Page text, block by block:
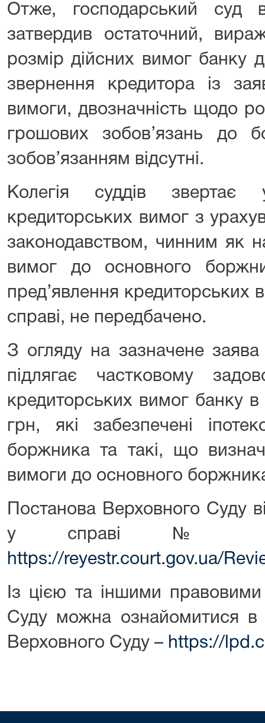
Отже, господарський суд
затвердив остаточний,
розмір дійсних вимог
звернення кредитора із
вимоги, двозначність щодо
грошових зобов’язань до
зобов’язанням відсутні.
Колегія суддів
кредиторських вимог з
законодавством, чинним як
вимог до основного
пред’явлення кредиторських
справі, не передбачено.
З огляду на зазначене заява
підлягає частковому
кредиторських вимог банку
грн, які забезпечені
боржника та такі, що
вимоги до основного
Постанова Верховного Суду
у справі №
https://reyestr.court.gov.ua/
Із цією та іншими
Суду можна ознайомитися в
Верховного Суду – https://